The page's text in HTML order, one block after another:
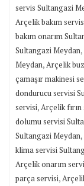
servis Sultangazi
Arçelik bakım
bakım onarım
Sultangazi Meydan,
Meydan,Arçelik
çamaşır makinesi
dondurucu servisi
servisi,Arçelik
dolumu servisi
Sultangazi Meydan,
klima servisi
Arçelik onarım
parça servisi,